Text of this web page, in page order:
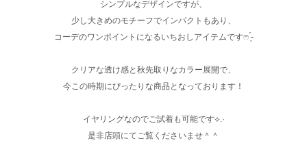
シンプルなデザインですが、
少し大きめのモチーフでインパクトもあり、
コーデのワンポイントになるいちおしアイテムですෆ ̖́-‬
クリアな透け感と秋先取りなカラー展開で、
今この時期にぴったりな商品となっております！
イヤリングなのでご試着も可能です⟡.·
是非店頭にてご覧くださいませ＾＾